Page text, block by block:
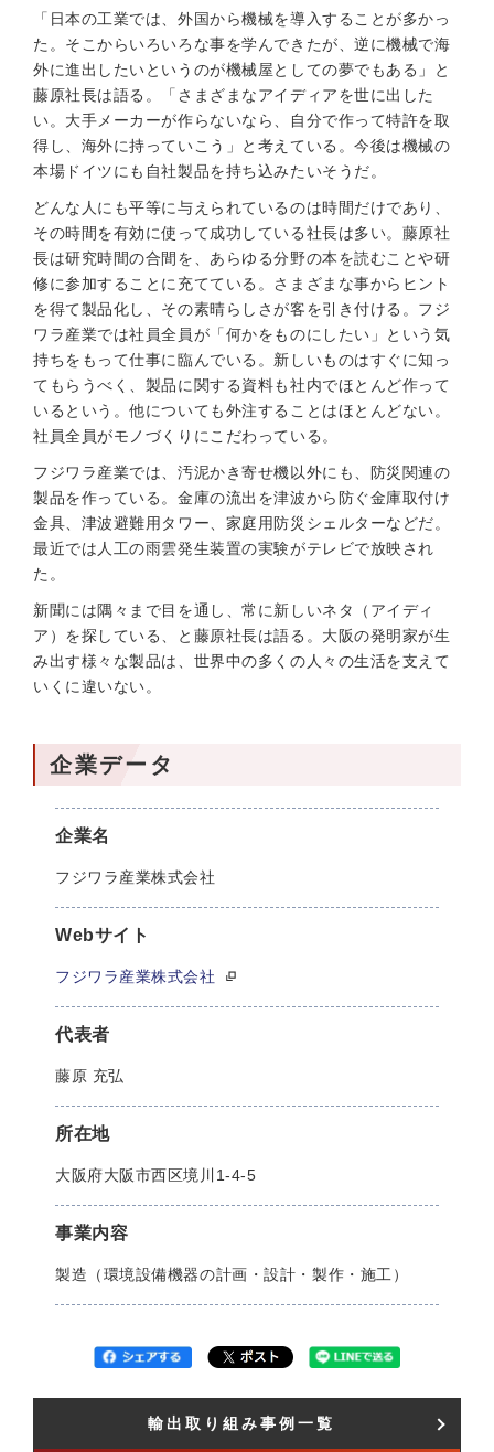
「日本の工業では、外国から機械を導入することが多かっ
た。そこからいろいろな事を学んできたが、逆に機械で海
外に進出したいというのが機械屋としての夢でもある」と
藤原社長は語る。「さまざまなアイディアを世に出した
い。大手メーカーが作らないなら、自分で作って特許を取
得し、海外に持っていこう」と考えている。今後は機械の
本場ドイツにも自社製品を持ち込みたいそうだ。
どんな人にも平等に与えられているのは時間だけであり、
その時間を有効に使って成功している社長は多い。藤原社
長は研究時間の合間を、あらゆる分野の本を読むことや研
修に参加することに充てている。さまざまな事からヒント
を得て製品化し、その素晴らしさが客を引き付ける。フジ
ワラ産業では社員全員が「何かをものにしたい」という気
持ちをもって仕事に臨んでいる。新しいものはすぐに知っ
てもらうべく、製品に関する資料も社内でほとんど作って
いるという。他についても外注することはほとんどない。
社員全員がモノづくりにこだわっている。
フジワラ産業では、汚泥かき寄せ機以外にも、防災関連の
製品を作っている。金庫の流出を津波から防ぐ金庫取付け
金具、津波避難用タワー、家庭用防災シェルターなどだ。
最近では人工の雨雲発生装置の実験がテレビで放映され
た。
新聞には隅々まで目を通し、常に新しいネタ（アイディ
ア）を探している、と藤原社長は語る。大阪の発明家が生
み出す様々な製品は、世界中の多くの人々の生活を支えて
いくに違いない。
企業データ
企業名
フジワラ産業株式会社
Webサイト
フジワラ産業株式会社
代表者
藤原 充弘
所在地
大阪府大阪市西区境川1-4-5
事業内容
製造（環境設備機器の計画・設計・製作・施工）
輸出取り組み事例一覧​